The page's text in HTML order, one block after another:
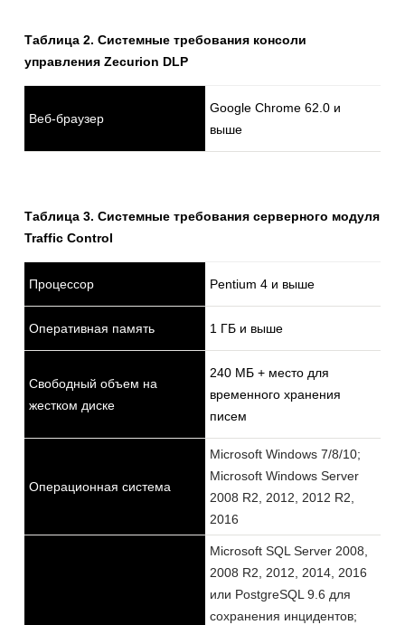
Таблица 2. Системные требования консоли
управления Zecurion DLP
Веб-браузер
Google Chrome 62.0 и
выше
Таблица 3. Системные требования серверного модуля
Traffic Control
Процессор Pentium 4 и выше
Оперативная память 1 ГБ и выше
Свободный объем на
жестком диске
240 МБ + место для
временного хранения
писем
Операционная система
Microsoft Windows 7/8/10;
Microsoft Windows Server
2008 R2, 2012, 2012 R2,
2016
Microsoft SQL Server 2008,
2008 R2, 2012, 2014, 2016
или PostgreSQL 9.6 для
сохранения инцидентов;